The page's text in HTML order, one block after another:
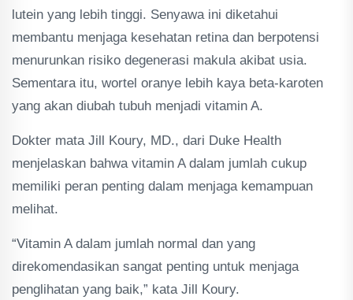
lutein yang lebih tinggi. Senyawa ini diketahui
membantu menjaga kesehatan retina dan berpotensi
menurunkan risiko degenerasi makula akibat usia.
Sementara itu, wortel oranye lebih kaya beta-karoten
yang akan diubah tubuh menjadi vitamin A.
Dokter mata Jill Koury, MD., dari Duke Health
menjelaskan bahwa vitamin A dalam jumlah cukup
memiliki peran penting dalam menjaga kemampuan
melihat.
“Vitamin A dalam jumlah normal dan yang
direkomendasikan sangat penting untuk menjaga
penglihatan yang baik,” kata Jill Koury.